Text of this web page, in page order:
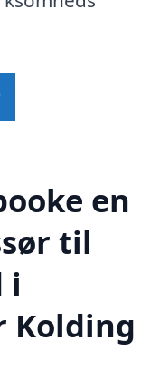
en
til
i
Kolding